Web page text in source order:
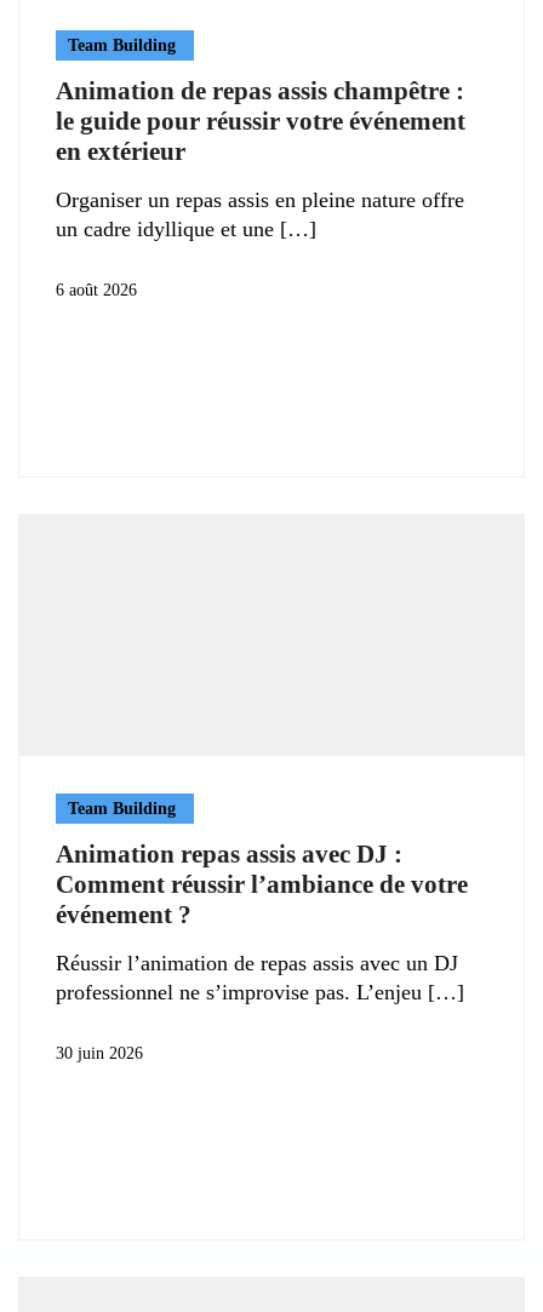
Team Building
Animation de repas assis champêtre :
le guide pour réussir votre événement
en extérieur
Organiser un repas assis en pleine nature offre
un cadre idyllique et une
6 août 2026
Team Building
Animation repas assis avec DJ :
Comment réussir l’ambiance de votre
événement ?
Réussir l’animation de repas assis avec un DJ
professionnel ne s’improvise pas. L’enjeu
30 juin 2026